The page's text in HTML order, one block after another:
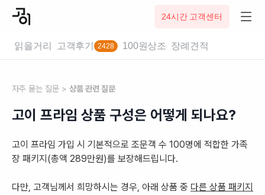
24시간 고객센터
읽을거리 고객후기 2428 100원상조 장례견적
자주 묻는 질문 > 상품 관련 질문
고이 프라임 상품 구성은 어떻게 되나요?
고이 프라임 가입 시 기본적으로 조문객 수 100명에 적합한 가족
장 패키지(총액 289만원)를 보장해드립니다.
다만, 고객님께서 희망하시는 경우, 아래 상품 중 다른 상품 패키지